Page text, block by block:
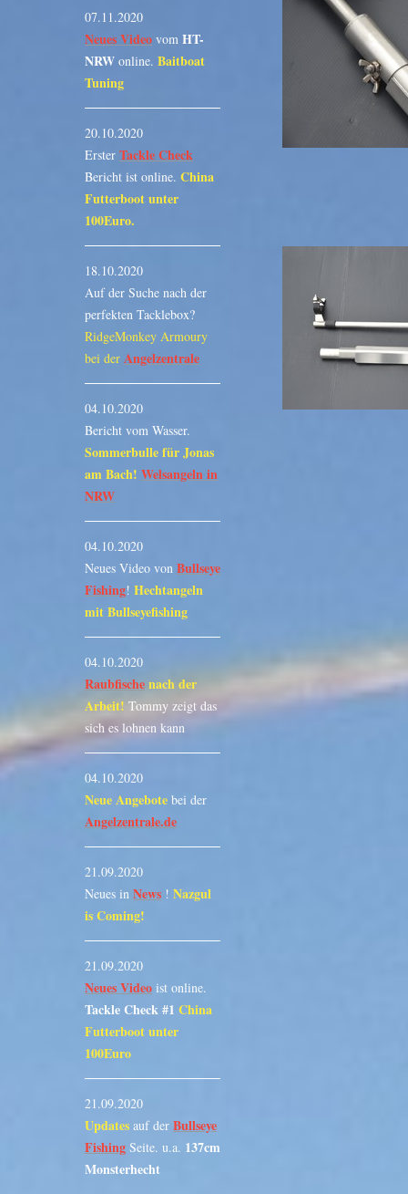
07.11.2020
Neues Video vom HT-
NRW online. Baitboat
Tuning
20.10.2020
Erster Tackle Check
Bericht ist online. China
Futterboot unter
100Euro.
18.10.2020
Auf der Suche nach der
perfekten Tacklebox?
RidgeMonkey Armoury
bei der Angelzentrale
04.10.2020
Bericht vom Wasser.
Sommerbulle für Jonas
am Bach! Welsangeln in
NRW
04.10.2020
Neues Video von Bullseye
Fishing! Hechtangeln
mit Bullseyefishing
04.10.2020
Raubfischenach der
Arbeit! Tommy zeigt das
sich es lohnen kann
04.10.2020
Neue Angebote bei der
Angelzentrale.de
21.09.2020
Neues in News ! Nazgul
is Coming!
21.09.2020
Neues Video ist online.
Tackle Check #1 China
Futterboot unter
100Euro
21.09.2020
Updates auf der Bullseye
Fishing Seite. u.a. 137cm
Monsterhecht